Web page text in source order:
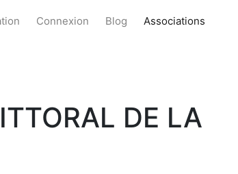
Connexion Blog Associations
DE LA